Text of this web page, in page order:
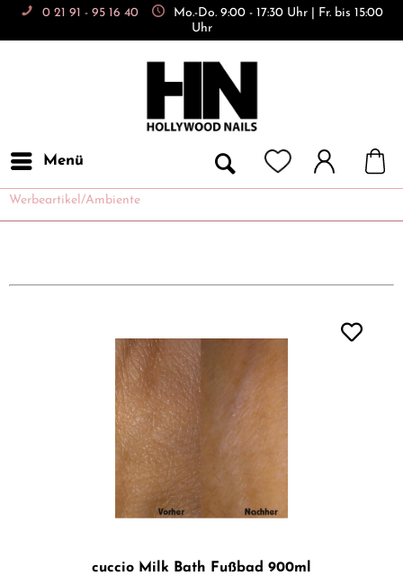
0 21 91 - 95 16 40
Mo.-Do. 9:00 - 17:30 Uhr | Fr. bis 15:00
Uhr
Menü
Werbeartikel/Ambiente
cuccio Milk Bath Fußbad 900ml